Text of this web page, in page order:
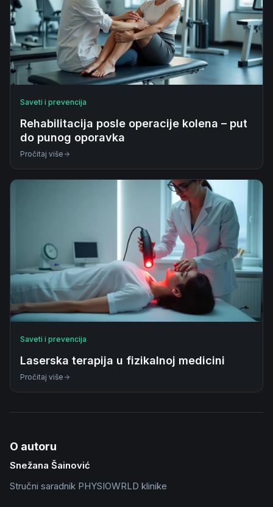
Saveti i prevencija
Rehabilitacija posle operacije kolena – put
do punog oporavka
Pročitaj više
Saveti i prevencija
Laserska terapija u fizikalnoj medicini
Pročitaj više
O autoru
Snežana Šainović
Stručni saradnik PHYSIOWRLD klinike